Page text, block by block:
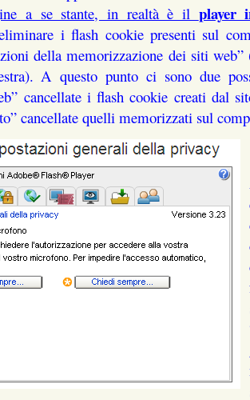
a se stante, in realtà è il player
i flash cookie presenti sul
della memorizzazione dei siti web”
A questo punto ci sono due
cancellate i flash cookie creati dal
cancellate quelli memorizzati sul